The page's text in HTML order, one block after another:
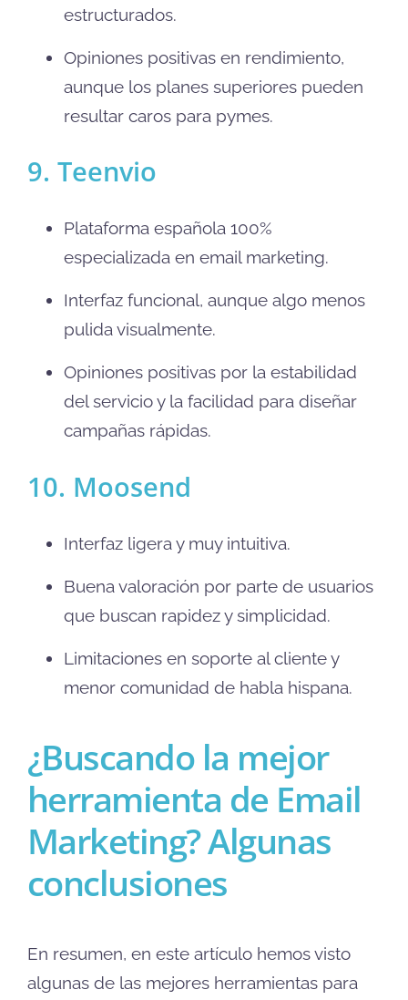
estructurados.
Opiniones positivas en rendimiento,
aunque los planes superiores pueden
resultar caros para pymes.
9. Teenvio
Plataforma española 100%
especializada en email marketing.
Interfaz funcional, aunque algo menos
pulida visualmente.
Opiniones positivas por la estabilidad
del servicio y la facilidad para diseñar
campañas rápidas.
10. Moosend
Interfaz ligera y muy intuitiva.
Buena valoración por parte de usuarios
que buscan rapidez y simplicidad.
Limitaciones en soporte al cliente y
menor comunidad de habla hispana.
¿Buscando la mejor
herramienta de Email
Marketing? Algunas
conclusiones
En resumen, en este artículo hemos visto
algunas de las mejores herramientas para